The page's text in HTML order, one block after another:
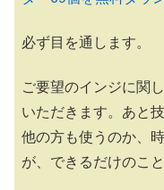
必ず目を通します。
ご要望のインジに関
いただきます。あと
他の方も使うのか、
が、できるだけのこ